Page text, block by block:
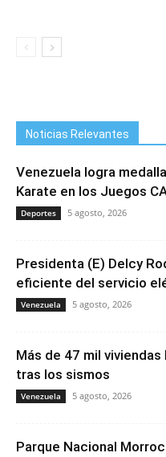
Noticias Relevantes
Venezuela logra
Karate en los Juegos
Deportes 5 agosto, 2026
Presidenta (E) Delcy
eficiente del servicio
Venezuela 5 agosto, 2026
Más de 47 mil
tras los sismos
Venezuela 5 agosto, 2026
Parque Nacional